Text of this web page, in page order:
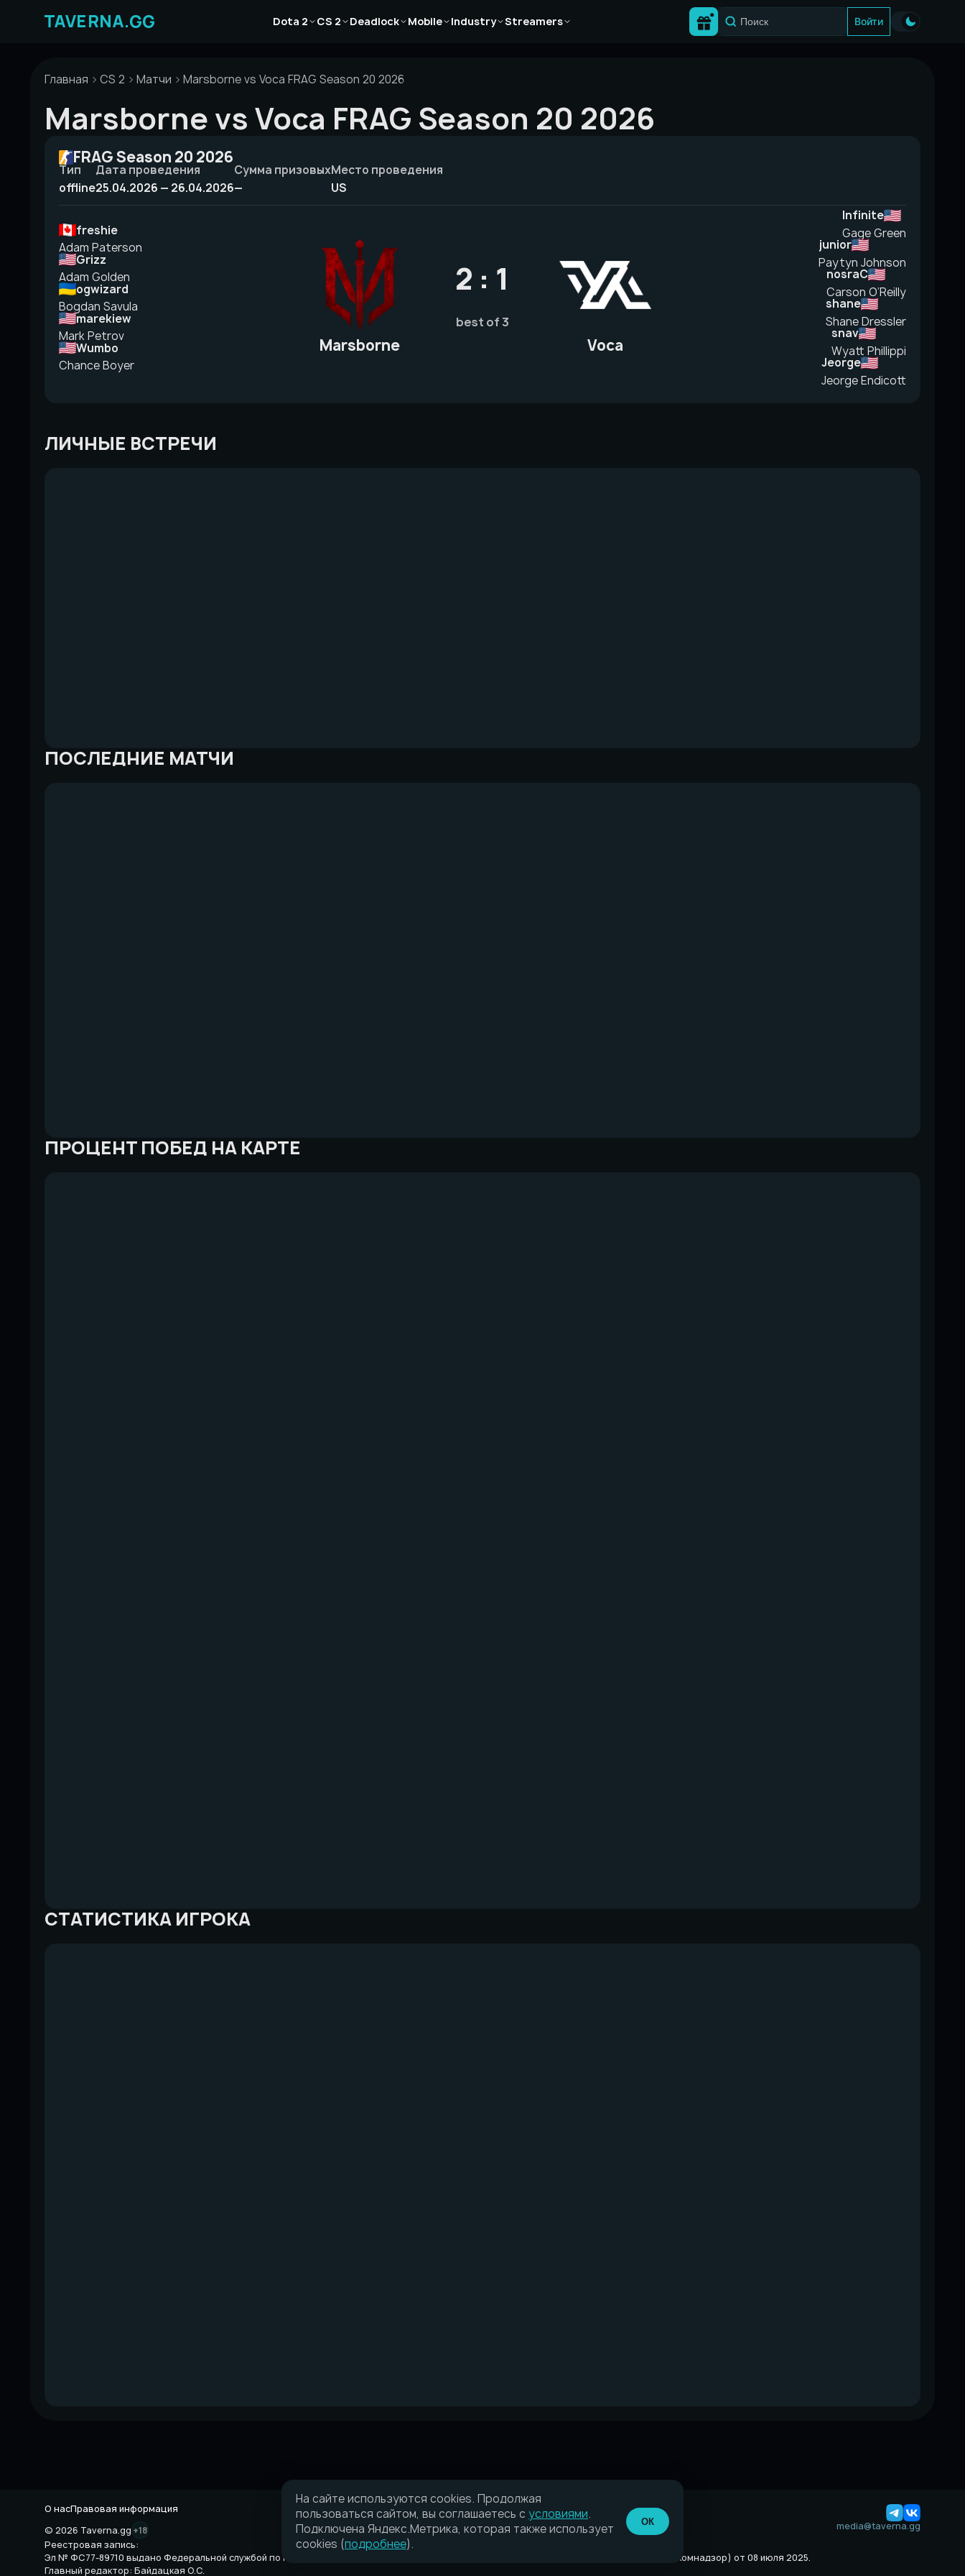
Dota 2
Статьи CS 2
СтатьиDeadlock
Статьи
Mobile
Статьи Industry
Статьи
Streamers
Статьи
Войти
Главная CS 2 Матчи Marsborne vs Voca FRAG Season 20 2026
Marsborne vs Voca FRAG Season 20 2026
FRAG Season 20 2026
Тип
offline
Дата проведения
25.04.2026 — 26.04.2026
Сумма призовых
—
Место проведения
US
freshie
Adam Paterson
Grizz
Adam Golden
ogwizard
Bogdan Savula
marekiew
Mark Petrov
Wumbo
Chance Boyer
Marsborne
2 : 1
best of 3
Voca
Infinite
Gage Green
junior
Paytyn Johnson
nosraC
Carson O’Reilly
shane
Shane Dressler
snav
Wyatt Phillippi
Jeorge
Jeorge Endicott
ЛИЧНЫЕ ВСТРЕЧИ
ПОСЛЕДНИЕ МАТЧИ
ПРОЦЕНТ ПОБЕД НА КАРТЕ
СТАТИСТИКА ИГРОКА
О насПравовая информация
© 2026 Taverna.gg +18
media@taverna.gg
Реестровая запись:
Эл № ФС77-89710 выдано Федеральной службой по надзору в сфере связи, информационных технологий и массовых коммуникаций (Роскомнадзор) от 08 июля 2025.
Главный редактор: Байдацкая О.С.
На сайте используются cookies. Продолжая
пользоваться сайтом, вы соглашаетесь с условиями.
Подключена Яндекс.Метрика, которая также использует
cookies (подробнее).
ОК